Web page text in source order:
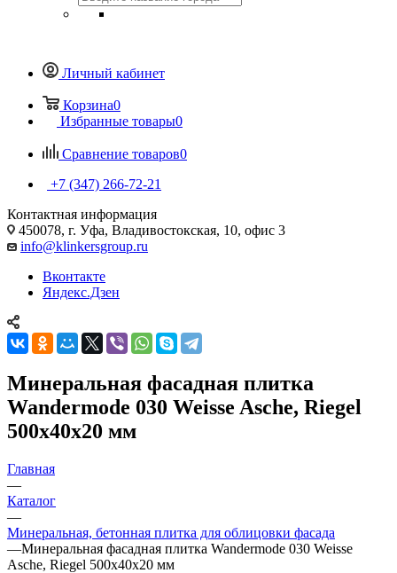
Личный кабинет
Корзина0
Избранные товары0
Сравнение товаров0
+7 (347) 266-72-21
Контактная информация
450078, г. Уфа, Владивостокская, 10, офис 3
info@klinkersgroup.ru
Вконтакте
Яндекс.Дзен
Минеральная фасадная плитка
Wandermode 030 Weisse Asche, Riegel
500х40х20 мм
Главная
—
Каталог
—
Минеральная, бетонная плитка для облицовки фасада
—Минеральная фасадная плитка Wandermode 030 Weisse
Asche, Riegel 500х40х20 мм